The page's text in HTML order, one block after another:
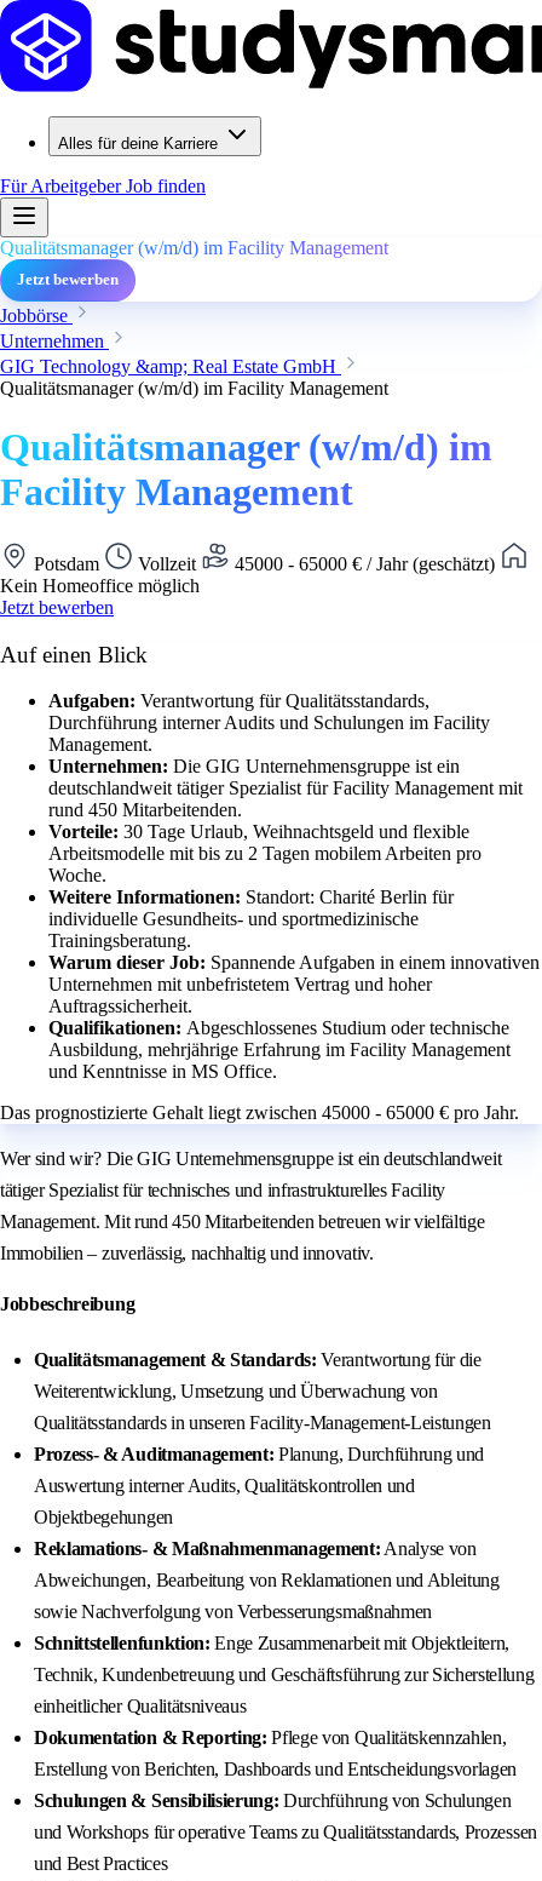
Alles für deine Karriere
Für ArbeitgeberJob finden
Qualitätsmanager (w/m/d) im Facility Management
Jetzt bewerben
Jobbörse
Unternehmen
GIG Technology &amp; Real Estate GmbH
Qualitätsmanager (w/m/d) im Facility Management
Qualitätsmanager (w/m/d) im
Facility Management
Potsdam Vollzeit
45000 - 65000 € / Jahr (geschätzt)
Kein Homeoffice möglich
Jetzt bewerben
Auf einen Blick
Aufgaben: Verantwortung für Qualitätsstandards,
Durchführung interner Audits und Schulungen im Facility
Management.
Unternehmen: Die GIG Unternehmensgruppe ist ein
deutschlandweit tätiger Spezialist für Facility Management mit
rund 450 Mitarbeitenden.
Vorteile: 30 Tage Urlaub, Weihnachtsgeld und flexible
Arbeitsmodelle mit bis zu 2 Tagen mobilem Arbeiten pro
Woche.
Weitere Informationen: Standort: Charité Berlin für
individuelle Gesundheits- und sportmedizinische
Trainingsberatung.
Warum dieser Job: Spannende Aufgaben in einem innovativen
Unternehmen mit unbefristetem Vertrag und hoher
Auftragssicherheit.
Qualifikationen: Abgeschlossenes Studium oder technische
Ausbildung, mehrjährige Erfahrung im Facility Management
und Kenntnisse in MS Office.
Das prognostizierte Gehalt liegt zwischen 45000 - 65000 € pro Jahr.
Wer sind wir? Die GIG Unternehmensgruppe ist ein deutschlandweit
tätiger Spezialist für technisches und infrastrukturelles Facility
Management. Mit rund 450 Mitarbeitenden betreuen wir vielfältige
Immobilien – zuverlässig, nachhaltig und innovativ.
Jobbeschreibung
Qualitätsmanagement & Standards: Verantwortung für die
Weiterentwicklung, Umsetzung und Überwachung von
Qualitätsstandards in unseren Facility-Management-Leistungen
Prozess- & Auditmanagement: Planung, Durchführung und
Auswertung interner Audits, Qualitätskontrollen und
Objektbegehungen
Reklamations- & Maßnahmenmanagement: Analyse von
Abweichungen, Bearbeitung von Reklamationen und Ableitung
sowie Nachverfolgung von Verbesserungsmaßnahmen
Schnittstellenfunktion: Enge Zusammenarbeit mit Objektleitern,
Technik, Kundenbetreuung und Geschäftsführung zur Sicherstellung
einheitlicher Qualitätsniveaus
Dokumentation & Reporting: Pflege von Qualitätskennzahlen,
Erstellung von Berichten, Dashboards und Entscheidungsvorlagen
Schulungen & Sensibilisierung: Durchführung von Schulungen
und Workshops für operative Teams zu Qualitätsstandards, Prozessen
und Best Practices